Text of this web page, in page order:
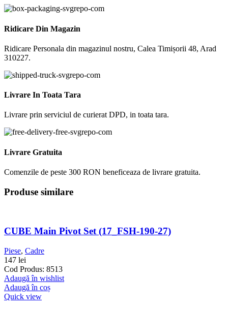
Ridicare Din Magazin
Ridicare Personala din magazinul nostru, Calea Timișorii 48, Arad
310227.
Livrare In Toata Tara
Livrare prin serviciul de curierat DPD, in toata tara.
Livrare Gratuita
Comenzile de peste 300 RON beneficeaza de livrare gratuita.
Produse similare
CUBE Main Pivot Set (17_FSH-190-27)
Piese, Cadre
147 lei
Cod Produs: 8513
Adaugă în wishlist
Adaugă în coș
Quick view